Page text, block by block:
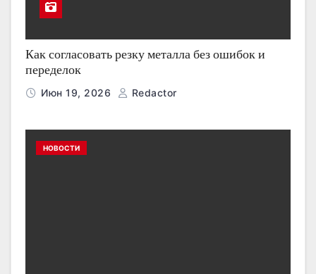
Как согласовать резку металла без ошибок и
переделок
Июн 19, 2026 Redactor
НОВОСТИ